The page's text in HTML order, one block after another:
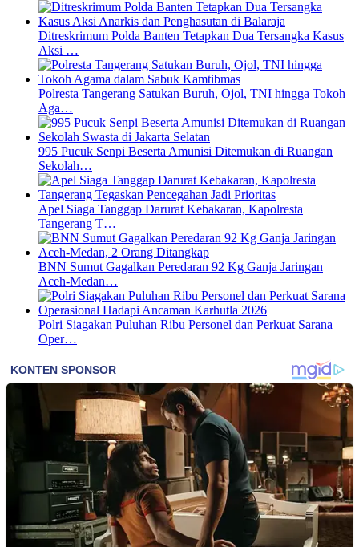
Ditreskrimum Polda Banten Tetapkan Dua Tersangka Kasus
Aksi …
Polresta Tangerang Satukan Buruh, Ojol, TNI hingga Tokoh
Aga…
995 Pucuk Senpi Beserta Amunisi Ditemukan di Ruangan
Sekolah…
Apel Siaga Tanggap Darurat Kebakaran, Kapolresta
Tangerang T…
BNN Sumut Gagalkan Peredaran 92 Kg Ganja Jaringan
Aceh-Medan…
Polri Siagakan Puluhan Ribu Personel dan Perkuat Sarana
Oper…